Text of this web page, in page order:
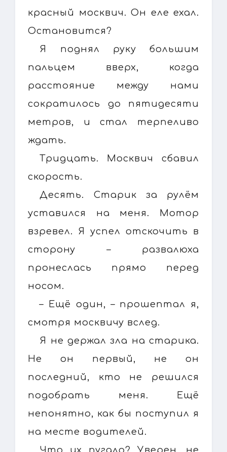
красный москвич. Он еле ехал.
Остановится?
Я поднял руку большим
пальцем вверх, когда
расстояние между нами
сократилось до пятидесяти
метров, и стал терпеливо
ждать.
Тридцать. Москвич сбавил
скорость.
Десять. Старик за рулём
уставился на меня. Мотор
взревел. Я успел отскочить в
сторону – развалюха
пронеслась прямо перед
носом.
– Ещё один, – прошептал я,
смотря москвичу вслед.
Я не держал зла на старика.
Не он первый, не он
последний, кто не решился
подобрать меня. Ещё
непонятно, как бы поступил я
на месте водителей.
Что их пугало? Уверен, не